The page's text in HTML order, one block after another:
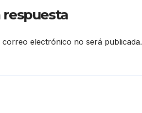
respuesta
correo electrónico no será publicada.